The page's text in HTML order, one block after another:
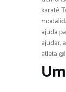
karatê.
ajuda
ajudar,
atleta